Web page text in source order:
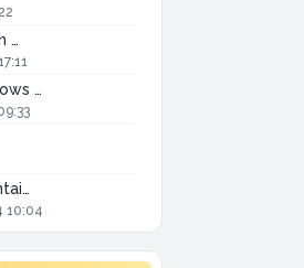
…
…
10:04